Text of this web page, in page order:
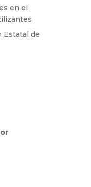
en el
Estatal de